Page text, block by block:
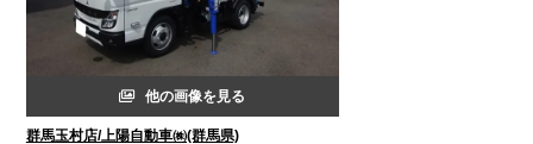
他の画像を見る
群馬玉村店/上陽自動車㈱(群馬県)